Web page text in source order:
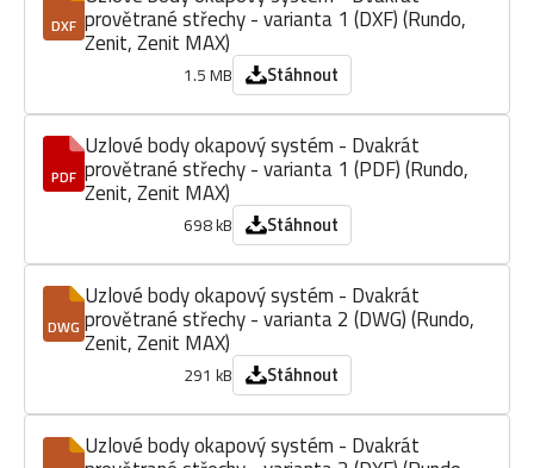
DXF provětrané střechy - varianta 1 (DXF) (Rundo,
Zenit, Zenit MAX)
1.5 MB Stáhnout
PDF
Uzlové body okapový systém - Dvakrát
provětrané střechy - varianta 1 (PDF) (Rundo,
Zenit, Zenit MAX)
698 kB Stáhnout
DWG
Uzlové body okapový systém - Dvakrát
provětrané střechy - varianta 2 (DWG) (Rundo,
Zenit, Zenit MAX)
291 kB Stáhnout
Uzlové body okapový systém - Dvakrát